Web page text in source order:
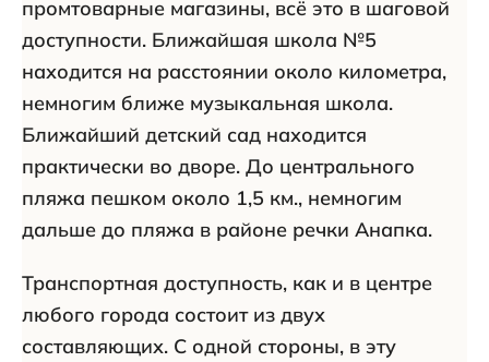
промтоварные магазины, всё это в шаговой
доступности. Ближайшая школа №5
находится на расстоянии около километра,
немногим ближе музыкальная школа.
Ближайший детский сад находится
практически во дворе. До центрального
пляжа пешком около 1,5 км., немногим
дальше до пляжа в районе речки Анапка.
Транспортная доступность, как и в центре
любого города состоит из двух
составляющих. С одной стороны, в эту